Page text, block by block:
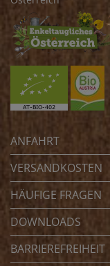
ANFAHRT
VERSANDKOSTEN
HÄUFIGE FRAGEN
DOWNLOADS
BARRIEREFREIHEIT